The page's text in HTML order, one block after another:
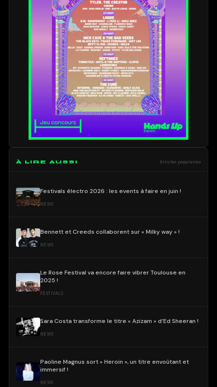
À LIRE AUSSI Articles populaires
Festivals électro 2026 : les events à faire en juin !
NEWS
Bennett et Creeds collaborent sur « Milky way » !
NEWS
Le Rose Festival va encore faire vibrer Toulouse en
2025 !
FESTIVALS
Sara Costa transforme le titre « Azizam » d’Ed Sheeran !
NEWS
Paoline Magnus sort « Heroin », un titre envoûtant et
immersif !
NEWS